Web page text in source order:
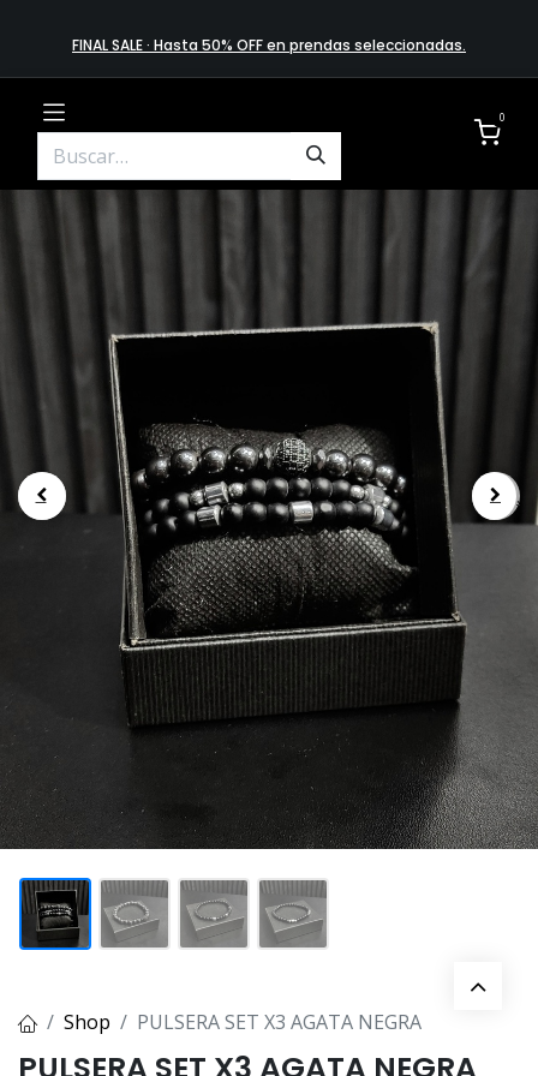
FINAL SALE · Hasta 50% OFF en prendas​ selecciona​das.
0
.
Shop PULSERA SET X3 AGATA NEGRA